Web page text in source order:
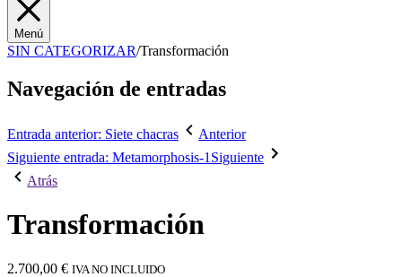
Menú
SIN CATEGORIZAR/Transformación
Navegación de entradas
Entrada anterior: Siete chacras
Anterior
Siguiente entrada: Metamorphosis-1 Siguiente
Atrás
Transformación
2.700,00 € IVA NO INCLUIDO